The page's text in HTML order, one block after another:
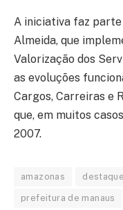
A iniciativa faz
Almeida, que
Valorização dos
as evoluções
Cargos, Carreiras e
que, em muitos
2007.
amazonas
prefeitura de manaus